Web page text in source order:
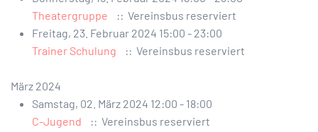
Theatergruppe
:: Vereinsbus reserviert
Freitag, 23. Februar 2024 15:00 - 23:00
Trainer Schulung
:: Vereinsbus reserviert
März 2024
Samstag, 02. März 2024 12:00 - 18:00
C-Jugend
:: Vereinsbus reserviert